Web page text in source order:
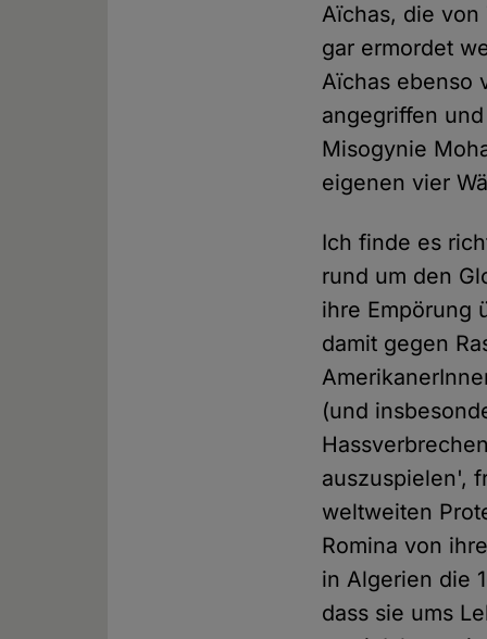
Aïchas, die von
gar ermordet
Aïchas ebenso
angegriffen
Misogynie
eigenen vier
Ich finde es
rund um den
ihre Empörung
damit gegen
(und
auszuspielen',
weltweiten
Romina von
in Algerien die
dass sie ums